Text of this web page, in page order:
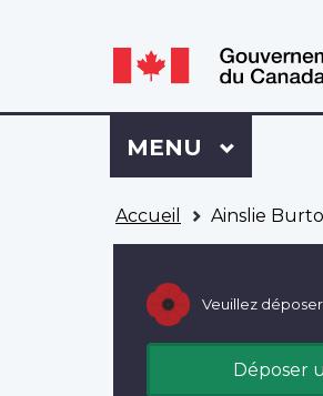
Language
switcher
Language
switcher
Se
connecter
à
Dossier
Menu
MENU PRINCIPAL
Accueil Ainslie
Veuillez
Déposer